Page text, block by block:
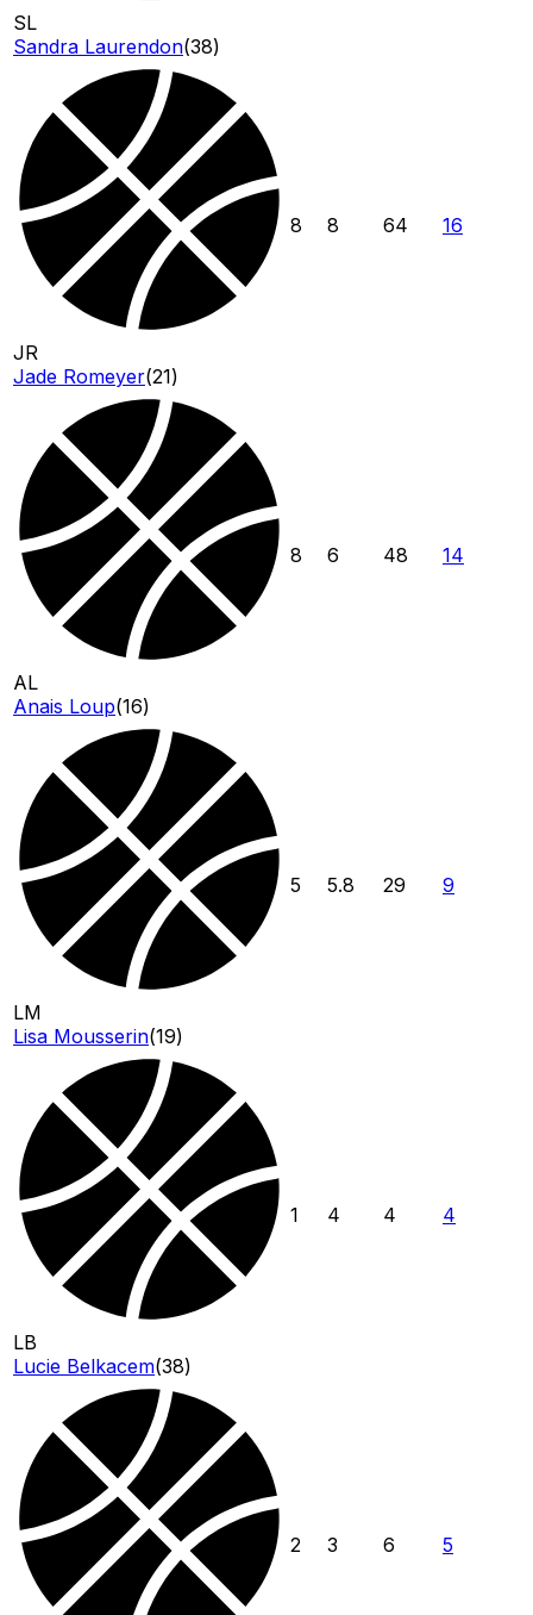
SL
Sandra Laurendon(38)
JR
Jade Romeyer(21)
8 8 64 16
AL
Anais Loup(16)
8 6 48 14
LM
Lisa Mousserin(19)
5 5.8 29 9
LB
Lucie Belkacem(38)
1 4 4 4
2 3 6 5